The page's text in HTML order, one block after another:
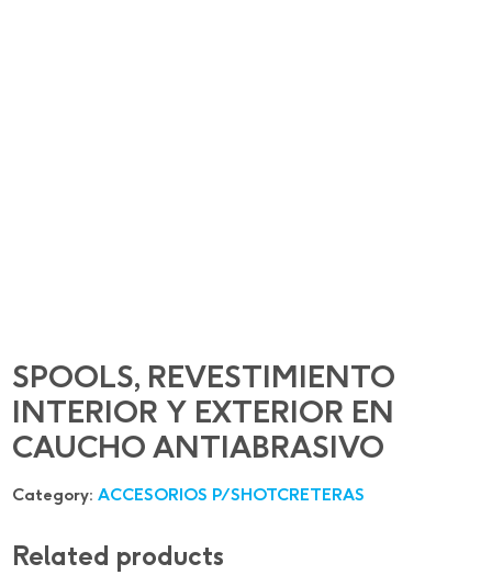
SPOOLS, REVESTIMIENTO
INTERIOR Y EXTERIOR EN
CAUCHO ANTIABRASIVO
Category:ACCESORIOS P/SHOTCRETERAS
Related products